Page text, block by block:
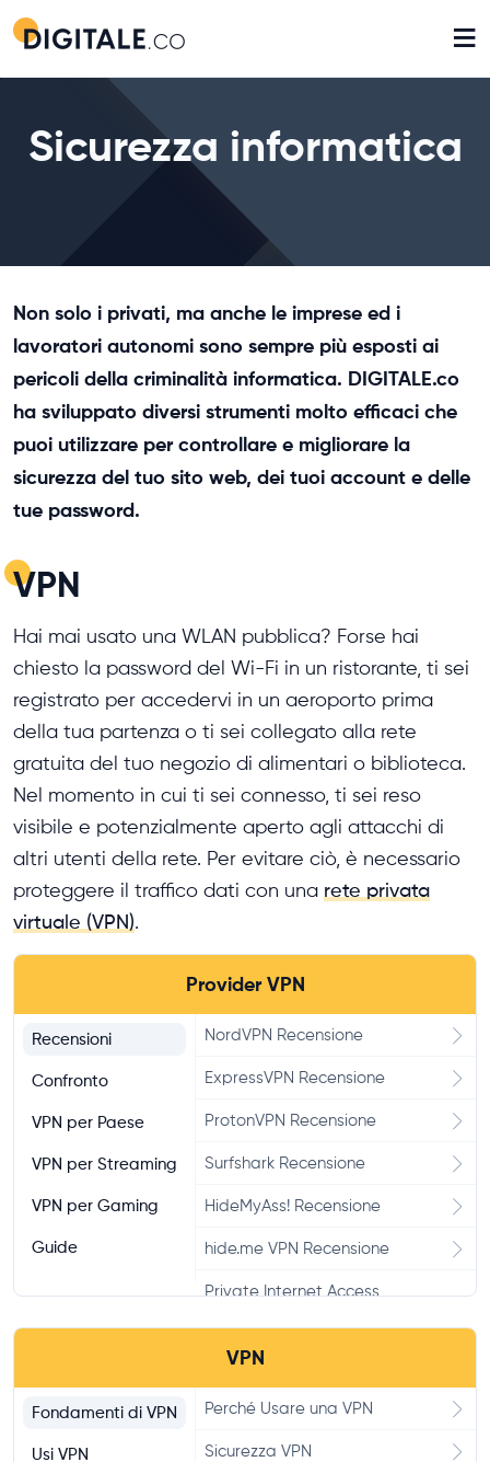
≡
Sicurezza informatica
Non solo i privati, ma anche le imprese ed i
lavoratori autonomi sono sempre più esposti ai
pericoli della criminalità informatica. DIGITALE.co
ha sviluppato diversi strumenti molto efficaci che
puoi utilizzare per controllare e migliorare la
sicurezza del tuo sito web, dei tuoi account e delle
tue password.
VPN
Hai mai usato una WLAN pubblica? Forse hai
chiesto la password del Wi-Fi in un ristorante, ti sei
registrato per accedervi in ​​un aeroporto prima
della tua partenza o ti sei collegato alla rete
gratuita del tuo negozio di alimentari o biblioteca.
Nel momento in cui ti sei connesso, ti sei reso
visibile e potenzialmente aperto agli attacchi di
altri utenti della rete. Per evitare ciò, è necessario
proteggere il traffico dati con una rete privata
virtuale (VPN).
Provider VPN
Recensioni
Confronto
VPN per Paese
VPN per Streaming
VPN per Gaming
Guide
NordVPN Recensione
ExpressVPN Recensione
ProtonVPN Recensione
Surfshark Recensione
HideMyAss! Recensione
hide.me VPN Recensione
Private Internet Access
CyberGhost Recensione
PureVPN Recensione
Windscribe Recensione
VPN
Fondamenti di VPN
Usi VPN
Perché Usare una VPN
Sicurezza VPN